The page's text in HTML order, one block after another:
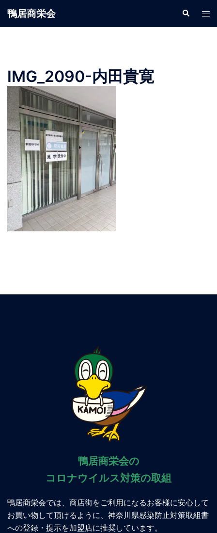
鴨居商栄会
IMG_2090-内田貴寛
鴨居商栄会の
コロナウイルス対策の取組
鴨居商栄会では、商店街をご利用になるお客様に安心して
お買い物して頂けるように、神奈川県感染防止対策取組書
への登録・提示を加盟店に推奨しています。